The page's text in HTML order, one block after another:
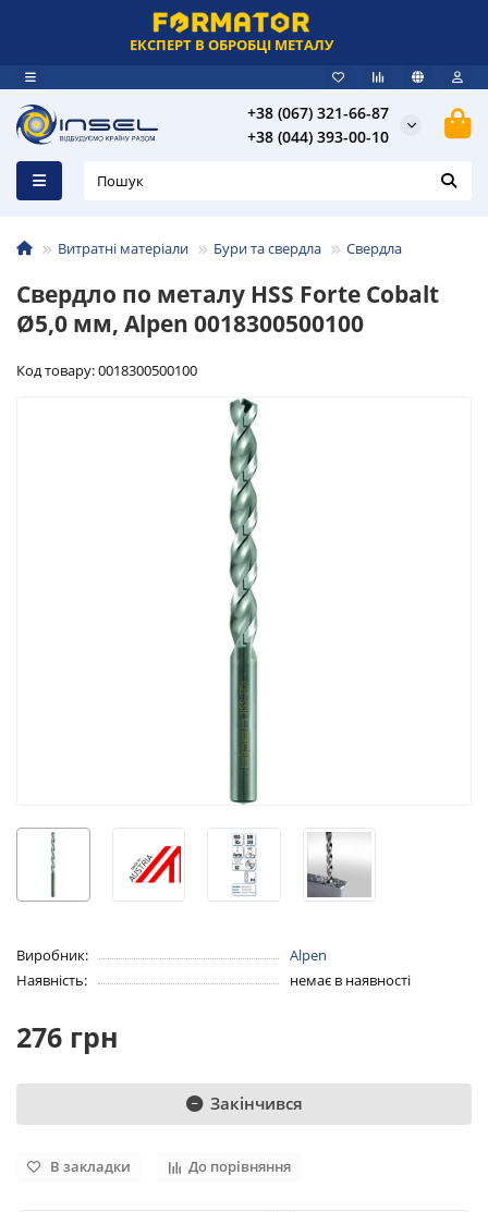
ЕКСПЕРТ В ОБРОБЦІ МЕТАЛУ
+38 (067) 321-66-87
+38 (044) 393-00-10
Витратні матеріали Бури та свердла Свердла
Свердло по металу HSS Forte Cobalt
Ø5,0 мм, Alpen 0018300500100
Код товару: 0018300500100
Виробник:
Alpen
Наявність:
немає в наявності
276 грн
Закінчився
В закладки До порівняння